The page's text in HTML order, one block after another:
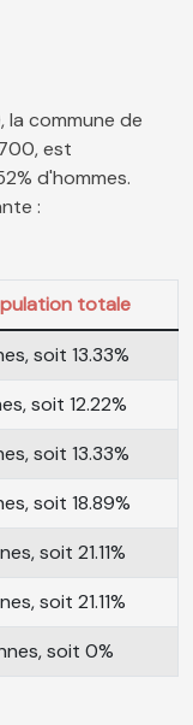
la commune de
est
d'hommes.
:
totale
soit 13.33%
soit 12.22%
soit 13.33%
soit 18.89%
soit 21.11%
soit 21.11%
soit 0%